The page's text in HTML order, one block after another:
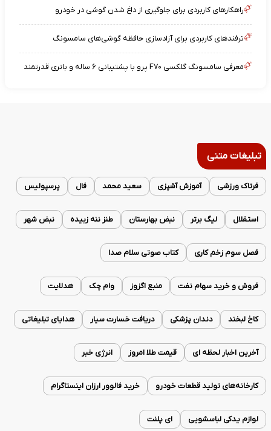
راهکارهای کاربردی برای جلوگیری از داغ شدن گوشی در خودرو
ترفندهای کاربردی برای آزادسازی حافظه گوشی‌های سامسونگ
معرفی سامسونگ گلکسی F۷۰ پرو با پشتیبانی ۶ ساله و باتری قدرتمند
تبلیغات متنی
فرتاک ورزشی آموزش آشپزی سعید محمد فال پرسپولیس
استقلال لیگ برتر نبض بهارستان طنز ننه زبیده نبض شهر
فصل سوم زخم کاری کتاب صوتی سلام صدا
فروش و خرید سهام نفت منبع اگزوز وام چک هدلایت
کاخ لبخند دندان پزشکی دریافت خسارت سیار هدایای تبلیغاتی
آخرین اخبار لحظه ای قیمت طلا امروز انرژی خبر
کارخانه‌های تولید قطعات خودرو خرید فالوور ارزان اینستاگرام
لوازم یدکی لباسشویی ای پلنت